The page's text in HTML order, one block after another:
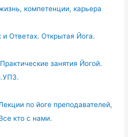
компетенции, карьера
Ответах. Открытая Йога.
занятия Йогой.
по йоге преподавателей,
кто с нами.